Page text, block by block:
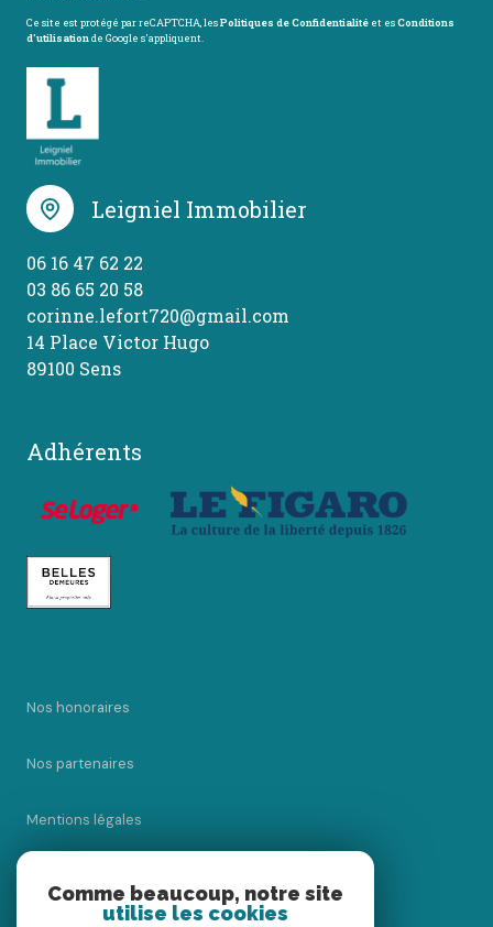
Ce site est protégé par reCAPTCHA, lesPolitiques de Confidentialité et esConditions
d'utilisationde Google s'appliquent.
Leigniel Immobilier
06 16 47 62 22
03 86 65 20 58
corinne.lefort720@gmail.com
14 Place Victor Hugo
89100 Sens
Adhérents
Nos honoraires
Nos partenaires
Mentions légales
Comme beaucoup, notre site
utilise les cookies